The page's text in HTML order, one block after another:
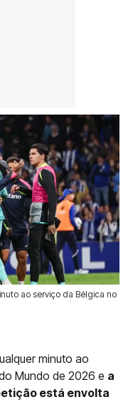
ao serviço da Bélgica no
minuto ao
Mundo de 2026 e a
está envolta